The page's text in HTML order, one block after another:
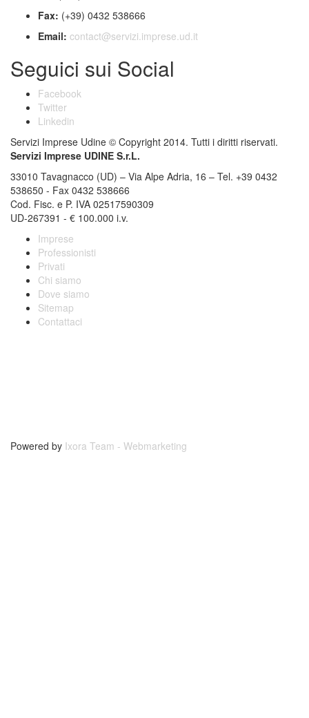
Fax: (+39) 0432 538666
Email: contact@servizi.imprese.ud.it
Seguici sui Social
Facebook
Twitter
Linkedin
Servizi Imprese Udine © Copyright 2014. Tutti i diritti riservati.
Servizi Imprese UDINE S.r.L.
33010 Tavagnacco (UD) – Via Alpe Adria, 16 – Tel. +39 0432
538650 - Fax 0432 538666
Cod. Fisc. e P. IVA 02517590309
UD-267391 - € 100.000 i.v.
Imprese
Professionisti
Privati
Chi siamo
Dove siamo
Sitemap
Contattaci
Powered by Ixora Team - Webmarketing